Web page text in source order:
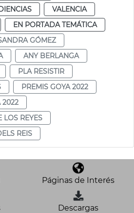
VALENCIA
EN PORTADA TEMÁTICA
GÓMEZ
ANY BERLANGA
PLA RESISTIR
PREMIS GOYA 2022
2022
LOS REYES
REIS
Páginas de Interés
Descargas